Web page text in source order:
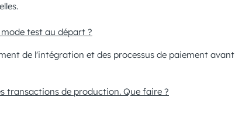
test au départ ?
de l'intégration et des processus de paiement avant
transactions de production. Que faire ?